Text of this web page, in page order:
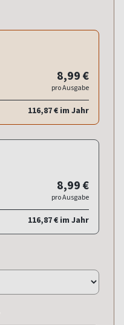
8,99 €
pro Ausgabe
116,87 € im Jahr
8,99 €
pro Ausgabe
116,87 € im Jahr